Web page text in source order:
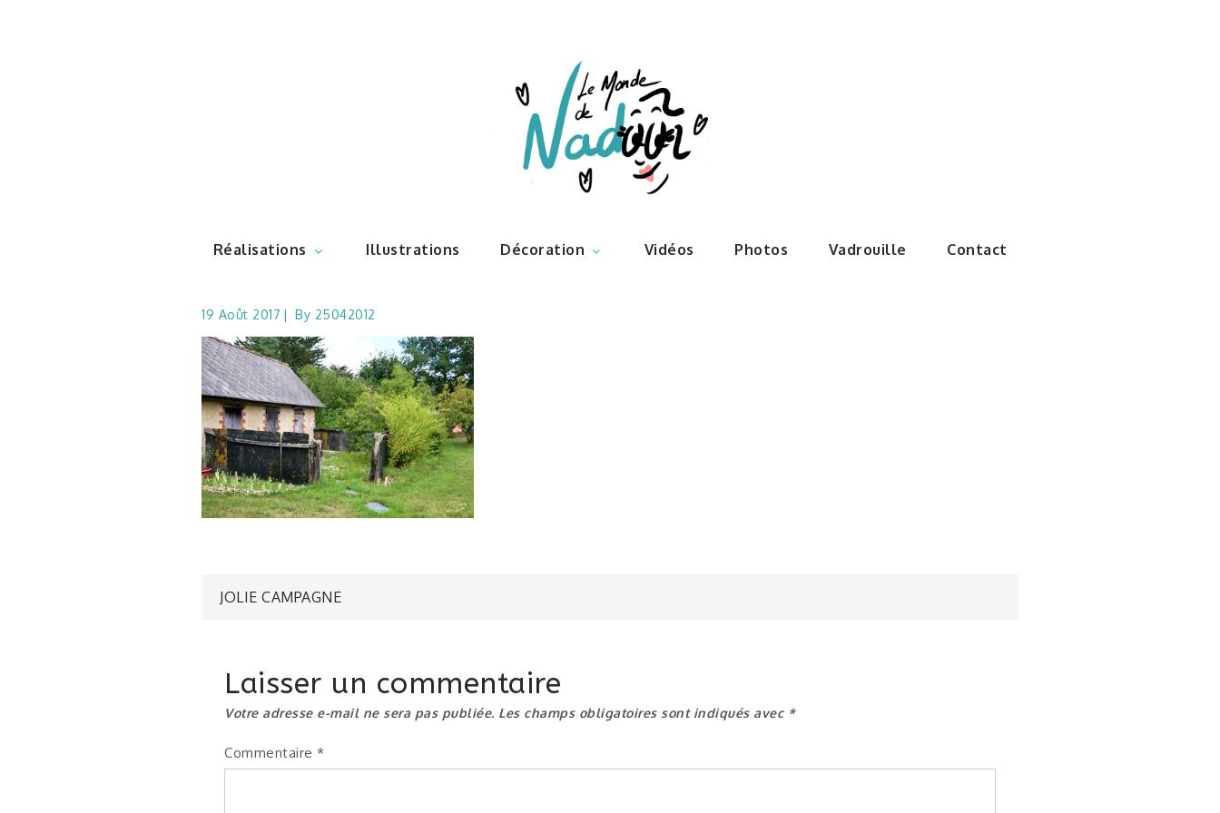
Illustrations – le monde de
Nadoo
Réalisations Illustrations Décoration Vidéos Photos Vadrouille Contact
19 Août 2017 By 25042012
Navigation
l’article
JOLIE CAMPAGNE
Laisser un commentaire
Votre adresse e-mail ne sera pas publiée. Les champs obligatoires sont indiqués avec *
Commentaire *